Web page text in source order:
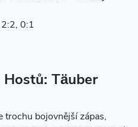
0:1
Hostů: Täuber
trochu bojovnější zápas,